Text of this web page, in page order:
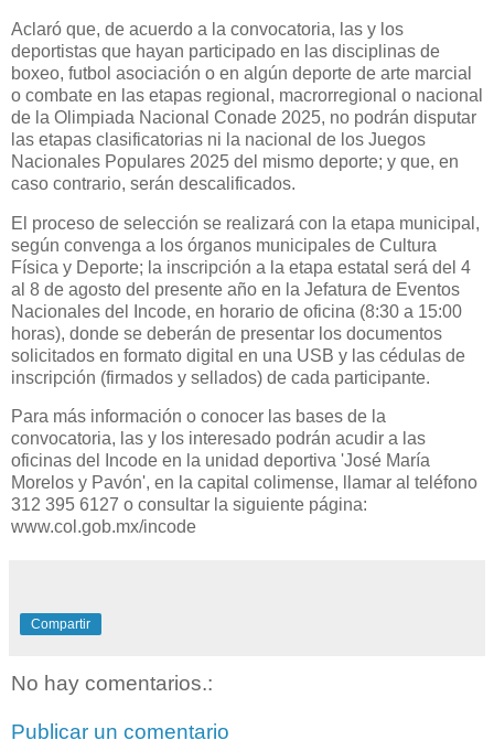
Aclaró que, de acuerdo a la convocatoria, las y los
deportistas que hayan participado en las disciplinas de
boxeo, futbol asociación o en algún deporte de arte marcial
o combate en las etapas regional, macrorregional o nacional
de la Olimpiada Nacional Conade 2025, no podrán disputar
las etapas clasificatorias ni la nacional de los Juegos
Nacionales Populares 2025 del mismo deporte; y que, en
caso contrario, serán descalificados.
El proceso de selección se realizará con la etapa municipal,
según convenga a los órganos municipales de Cultura
Física y Deporte; la inscripción a la etapa estatal será del 4
al 8 de agosto del presente año en la Jefatura de Eventos
Nacionales del Incode, en horario de oficina (8:30 a 15:00
horas), donde se deberán de presentar los documentos
solicitados en formato digital en una USB y las cédulas de
inscripción (firmados y sellados) de cada participante.
Para más información o conocer las bases de la
convocatoria, las y los interesado podrán acudir a las
oficinas del Incode en la unidad deportiva 'José María
Morelos y Pavón', en la capital colimense, llamar al teléfono
312 395 6127 o consultar la siguiente página:
www.col.gob.mx/incode
Compartir
No hay comentarios.:
Publicar un comentario